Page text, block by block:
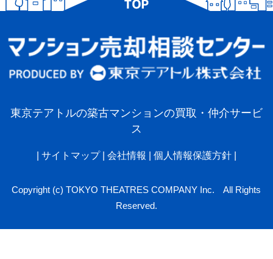
東京テアトルの築古マンションの買取・仲介サービ
ス
サイトマップ 会社情報 個人情報保護方針|
Copyright (c) TOKYO THEATRES COMPANY Inc. All Rights
Reserved.